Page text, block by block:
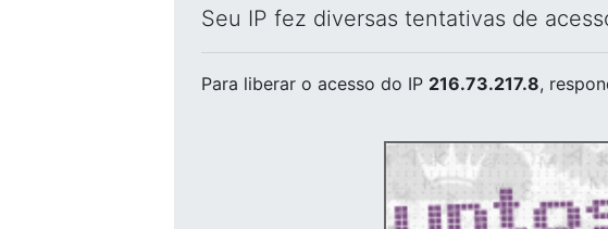
Seu IP fez diversas tentativas de
Para liberar o acesso do IP 216.73.217.8,